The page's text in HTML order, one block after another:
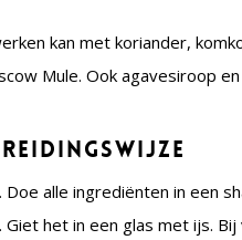
kan met koriander,
Mule. Ook agavesiroop
Doe alle ingrediënten in een
Giet het in een glas met ijs.